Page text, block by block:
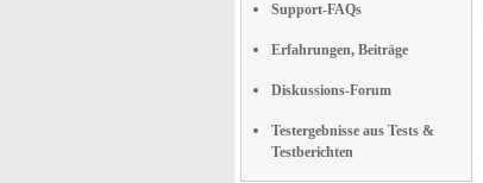
Support-FAQs
Erfahrungen, Beiträge
Diskussions-Forum
Testergebnisse aus Tests &
Testberichten